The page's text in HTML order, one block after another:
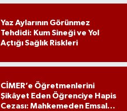
Yaz Aylarının Görünmez
Tehdidi: Kum Sineği ve Yol
Açtığı Sağlık Riskleri
CİMER’e Öğretmenlerini
Şikâyet Eden Öğrenciye Hapis
Cezası: Mahkemeden Emsal